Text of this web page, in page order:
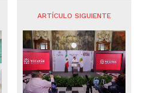
ARTÍCULO SIGUIENTE